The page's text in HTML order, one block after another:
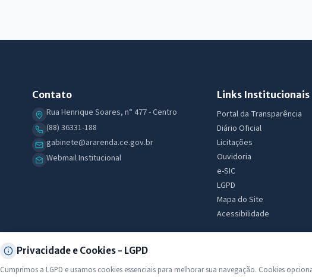
Contato
Rua Henrique Soares, n° 477 - Centro
(88) 36331-188
gabinete@ararenda.ce.gov.br
Webmail Institucional
Links Institucionais
Portal da Transparência
Diário Oficial
Licitações
Ouvidoria
e-SIC
LGPD
Mapa do Site
Acessibilidade
Privacidade e Cookies - LGPD
Cumprimos a LGPD e usamos cookies essenciais para melhorar sua navegação. Cookies